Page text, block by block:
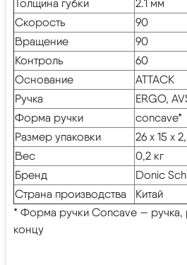
Толщина губки
2.1 мм
Скорость
90
Вращение
90
Контроль
60
Основание
ATTACK
Ручка
ERGO,
Форма ручки
concave*
Размер упаковки
26 х 15 х
Вес
0,2 кг
Бренд
Donic
Страна производства
Китай
* Форма ручки Concave —
концу